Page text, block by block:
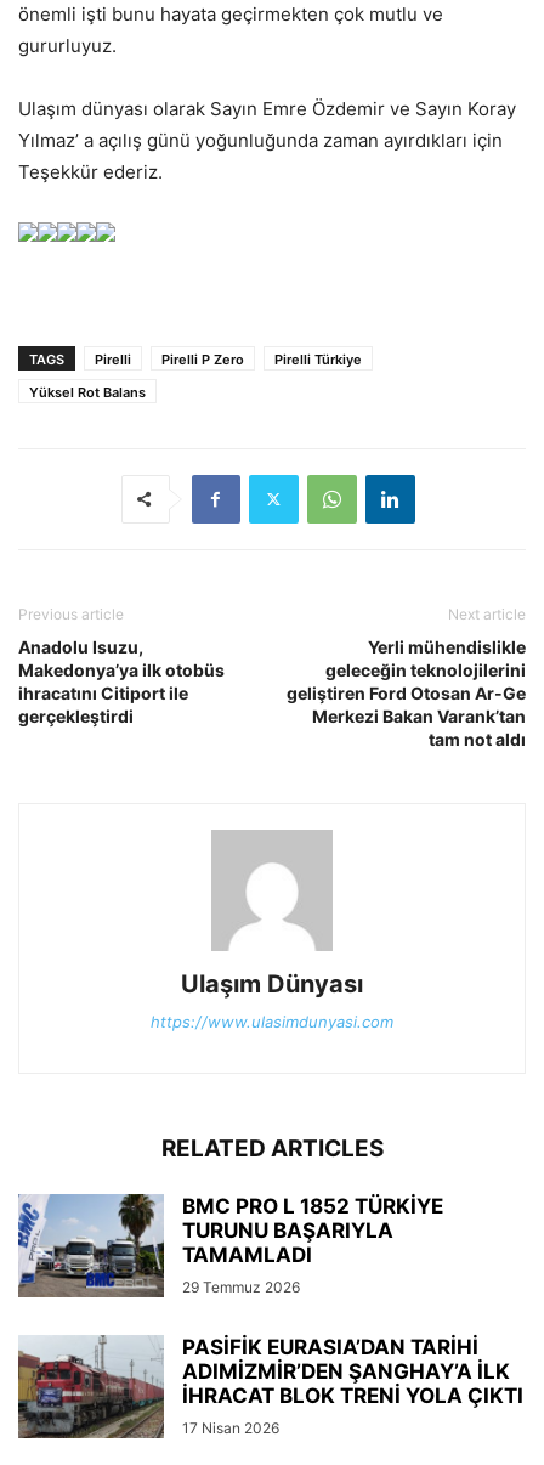
önemli işti bunu hayata geçirmekten çok mutlu ve
gururluyuz.
Ulaşım dünyası olarak Sayın Emre Özdemir ve Sayın Koray
Yılmaz’ a açılış günü yoğunluğunda zaman ayırdıkları için
Teşekkür ederiz.
TAGS Pirelli Pirelli P Zero
Pirelli Türkiye
Yüksel Rot Balans
Previous article
Anadolu Isuzu,
Makedonya’ya ilk otobüs
ihracatını Citiport ile
gerçekleştirdi
Next article
Yerli mühendislikle
geleceğin teknolojilerini
geliştiren Ford Otosan Ar-Ge
Merkezi Bakan Varank’tan
tam not aldı
Ulaşım Dünyası
https://www.ulasimdunyasi.com
RELATED ARTICLES
BMC PRO L 1852 TÜRKİYE
TURUNU BAŞARIYLA
TAMAMLADI
29 Temmuz 2026
PASİFİK EURASIA’DAN TARİHİ
ADIMİZMİR’DEN ŞANGHAY’A İLK
İHRACAT BLOK TRENİ YOLA ÇIKTI
17 Nisan 2026